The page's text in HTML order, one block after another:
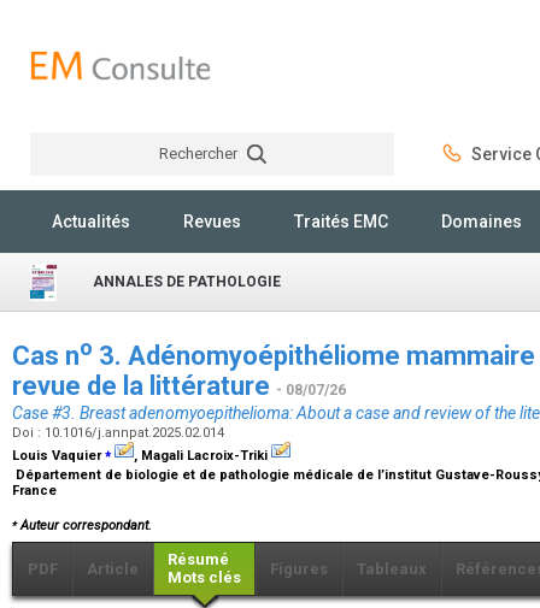
Rechercher Service
Actualités Revues Traités EMC Domaines
ANNALES DE PATHOLOGIE
Cas no 3. Adénomyoépithéliome mammaire
revue de la littérature - 08/07/26
Case #3. Breast adenomyoepithelioma: About a case and review of the
Doi : 10.1016/j.annpat.2025.02.014
Louis Vaquier⁎
, Magali Lacroix-Triki
Département de biologie et de pathologie médicale de l’institut Gustave-
France
⁎Auteur correspondant.
PDF Article
Résumé
Mots clés
Figures Tableaux